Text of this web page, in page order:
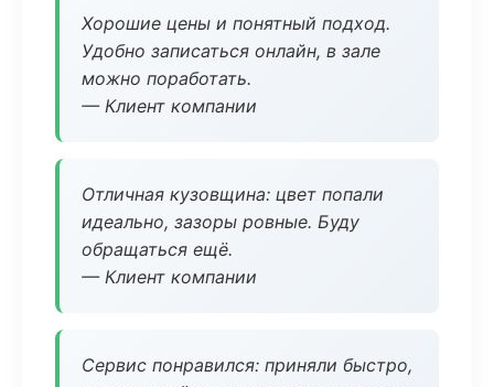
Хорошие цены и понятный подход.
Удобно записаться онлайн, в зале
можно поработать.
— Клиент компании
Отличная кузовщина: цвет попали
идеально, зазоры ровные. Буду
обращаться ещё.
— Клиент компании
Сервис понравился: приняли быстро,